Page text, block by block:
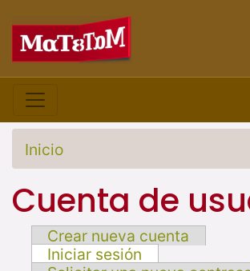
Inicio
Cuenta de
Crear nueva cuenta
Iniciar sesión